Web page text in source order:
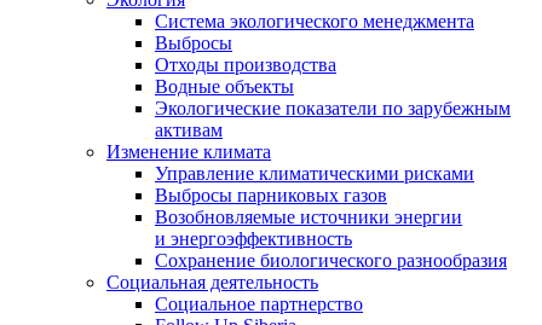
Система экологического менеджмента
Выбросы
Отходы производства
Водные объекты
Экологические показатели по зарубежным
активам
Изменение климата
Управление климатическими рисками
Выбросы парниковых газов
Возобновляемые источники энергии
и энергоэффективность
Сохранение биологического разнообразия
Социальная деятельность
Социальное партнерство